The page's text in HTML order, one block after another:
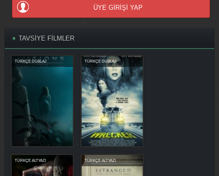
ÜYE GİRİŞİ YAP
TAVSİYE FİLMLER
TÜRKÇE DUBLAJ TÜRKÇE DUBLAJ
TÜRKÇE ALTYAZI TÜRKÇE ALTYAZI